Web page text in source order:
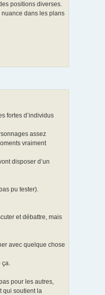
positions diverses.
nuance dans les plans
fortes d’individus
assez
vraiment
disposer d’un
pu tester).
et débattre, mais
avec quelque chose
ça.
pour les autres,
qui soutient la